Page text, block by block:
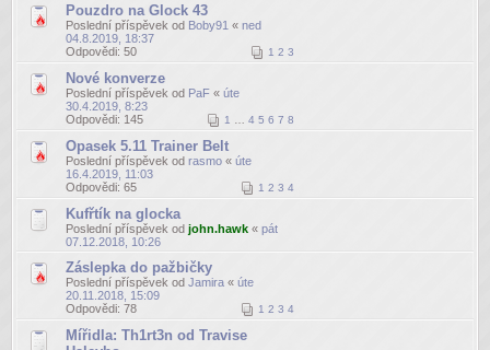
Pouzdro na Glock 43
Poslední příspěvek od Boby91 « ned
04.8.2019, 18:37
Odpovědi: 50 1 2 3
Nové konverze
Poslední příspěvek od PaF « úte
30.4.2019, 8:23
Odpovědi: 145 1 4 5 6 7 8
Opasek 5.11 Trainer Belt
Poslední příspěvek od rasmo « úte
16.4.2019, 11:03
Odpovědi: 65 1 2 3 4
Kufřtík na glocka
Poslední příspěvek od john.hawk « pát
07.12.2018, 10:26
Záslepka do pažbičky
Poslední příspěvek od Jamira « úte
20.11.2018, 15:09
Odpovědi: 78 1 2 3 4
Mířidla: Th1rt3n od Travise